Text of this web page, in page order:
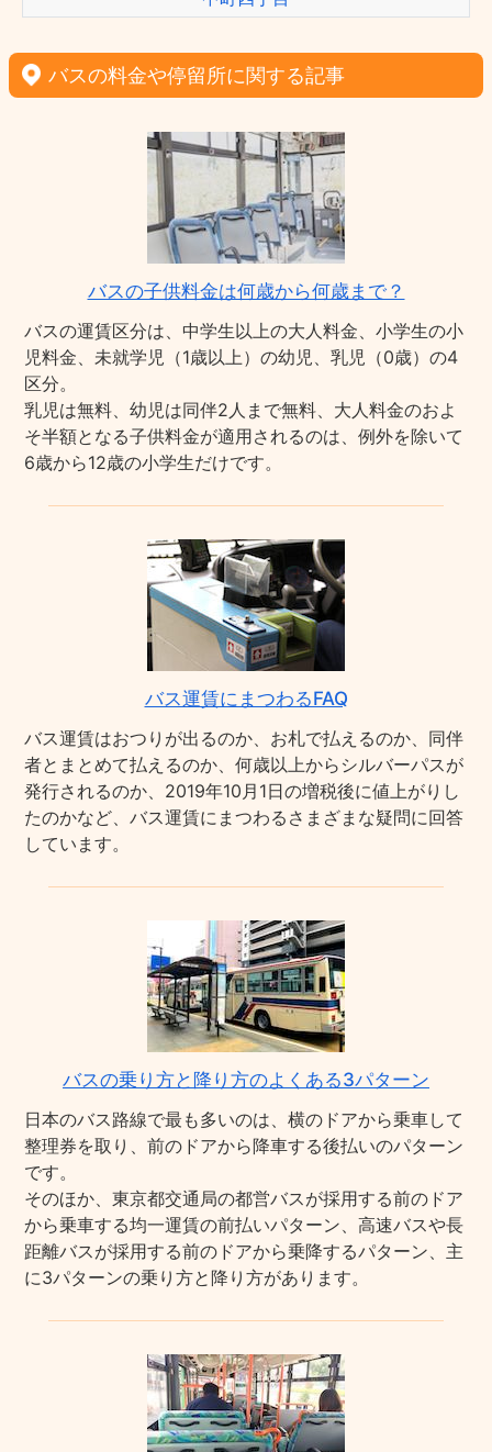
バスの料金や停留所に関する記事
バスの子供料金は何歳から何歳まで？
バスの運賃区分は、中学生以上の大人料金、小学生の小
児料金、未就学児（1歳以上）の幼児、乳児（0歳）の4
区分。
乳児は無料、幼児は同伴2人まで無料、大人料金のおよ
そ半額となる子供料金が適用されるのは、例外を除いて
6歳から12歳の小学生だけです。
バス運賃にまつわるFAQ
バス運賃はおつりが出るのか、お札で払えるのか、同伴
者とまとめて払えるのか、何歳以上からシルバーパスが
発行されるのか、2019年10月1日の増税後に値上がりし
たのかなど、バス運賃にまつわるさまざまな疑問に回答
しています。
バスの乗り方と降り方のよくある3パターン
日本のバス路線で最も多いのは、横のドアから乗車して
整理券を取り、前のドアから降車する後払いのパターン
です。
そのほか、東京都交通局の都営バスが採用する前のドア
から乗車する均一運賃の前払いパターン、高速バスや長
距離バスが採用する前のドアから乗降するパターン、主
に3パターンの乗り方と降り方があります。